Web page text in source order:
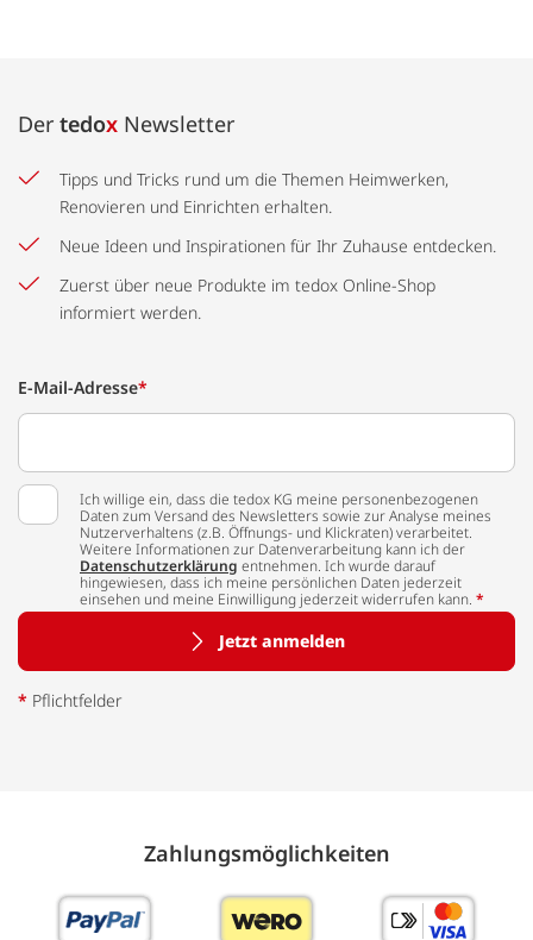
Der tedox Newsletter
Tipps und Tricks rund um die Themen Heimwerken,
Renovieren und Einrichten erhalten.
Neue Ideen und Inspirationen für Ihr Zuhause entdecken.
Zuerst über neue Produkte im tedox Online-Shop
informiert werden.
E-Mail-Adresse*
Ich willige ein, dass die tedox KG meine personenbezogenen
Daten zum Versand des Newsletters sowie zur Analyse meines
Nutzerverhaltens (z.B. Öffnungs- und Klickraten) verarbeitet.
Weitere Informationen zur Datenverarbeitung kann ich der
Datenschutzerklärung entnehmen. Ich wurde darauf
hingewiesen, dass ich meine persönlichen Daten jederzeit
einsehen und meine Einwilligung jederzeit widerrufen kann. *
Jetzt anmelden
* Pflichtfelder
Zahlungs­möglich­keiten